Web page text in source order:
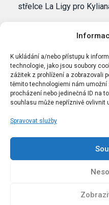
K ukládání a/nebo přístupu k
technologie, jako jsou soubory
zážitek z prohlížení a zobrazovali
těmito technologiemi nám umožní
procházení nebo jedinečná ID na
souhlasu může nepříznivě ovlivnit
Spravovat služby
střelce La Ligy pro
Kopírování